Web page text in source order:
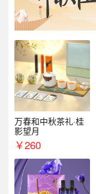
万春和中秋茶礼·桂
影望月
￥260